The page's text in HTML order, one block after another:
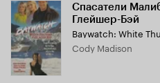
Спасатели
Глейшер-Бэй
Cody Madison